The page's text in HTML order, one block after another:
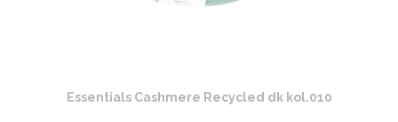
Essentials Cashmere Recycled dk kol.010